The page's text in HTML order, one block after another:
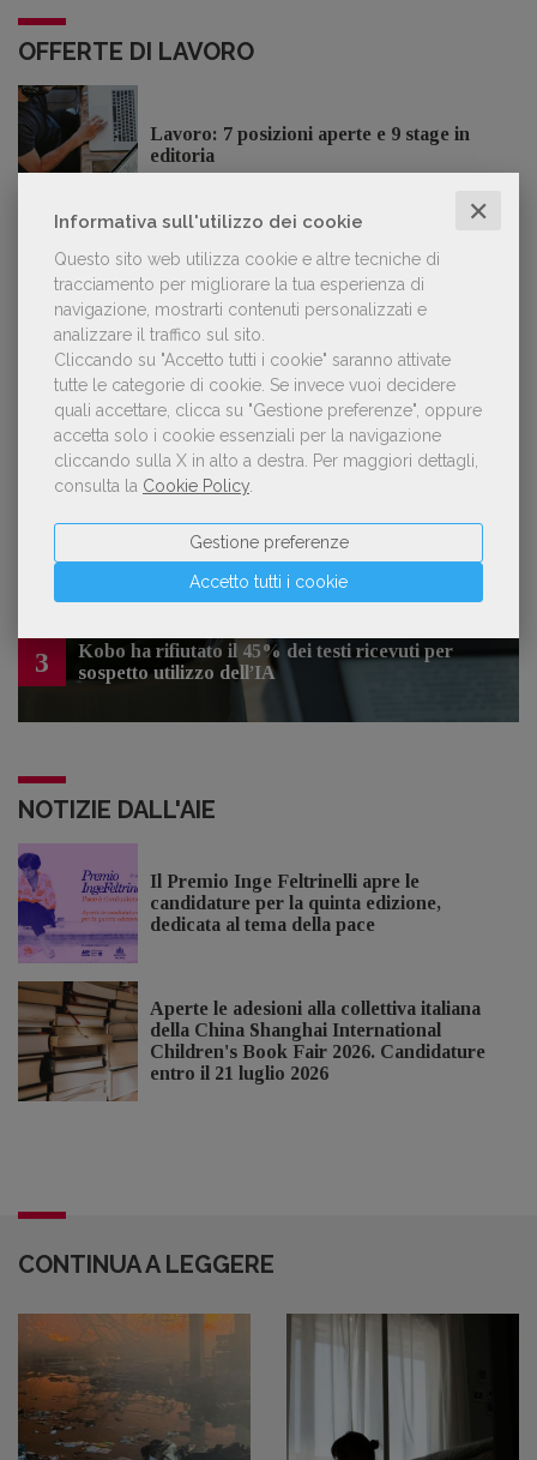
Informativa sull'utilizzo dei cookie ✕
Questo sito web utilizza cookie e altre tecniche di
tracciamento per migliorare la tua esperienza di
navigazione, mostrarti contenuti personalizzati e
analizzare il traffico sul sito.
Cliccando su "Accetto tutti i cookie" saranno attivate
tutte le categorie di cookie. Se invece vuoi decidere
quali accettare, clicca su "Gestione preferenze", oppure
accetta solo i cookie essenziali per la navigazione
cliccando sulla X in alto a destra.
Per maggiori dettagli,
consulta la Cookie Policy
Accetto tutti i cookie
Gestione preferenze
OFFERTE DI LAVORO
Lavoro: 7 posizioni aperte e 9 stage in
editoria
LE PIÙ LETTE
Forse è il momento di cambiare prospettiva
sull’intelligenza artificiale
Spammy, Low-quality, Over-Produced: cosa
sono gli «slop», libri scritti con l'IA che
inquinano la narrativa di genere
3
Kobo ha rifiutato il 45% dei testi ricevuti per
sospetto utilizzo dell’IA
NOTIZIE DALL'AIE
Il Premio Inge Feltrinelli apre le
candidature per la quinta edizione,
dedicata al tema della pace
Aperte le adesioni alla collettiva italiana
della China Shanghai International
Children's Book Fair 2026. Candidature
entro il 21 luglio 2026
CONTINUA A LEGGERE